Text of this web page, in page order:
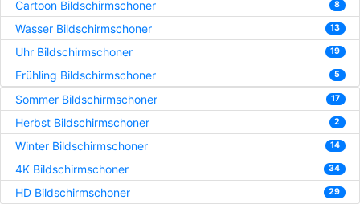
Cartoon Bildschirmschoner 8
Wasser Bildschirmschoner 13
Uhr Bildschirmschoner 19
Frühling Bildschirmschoner 5
Sommer Bildschirmschoner 17
Herbst Bildschirmschoner 2
Winter Bildschirmschoner 14
4K Bildschirmschoner 34
HD Bildschirmschoner 29